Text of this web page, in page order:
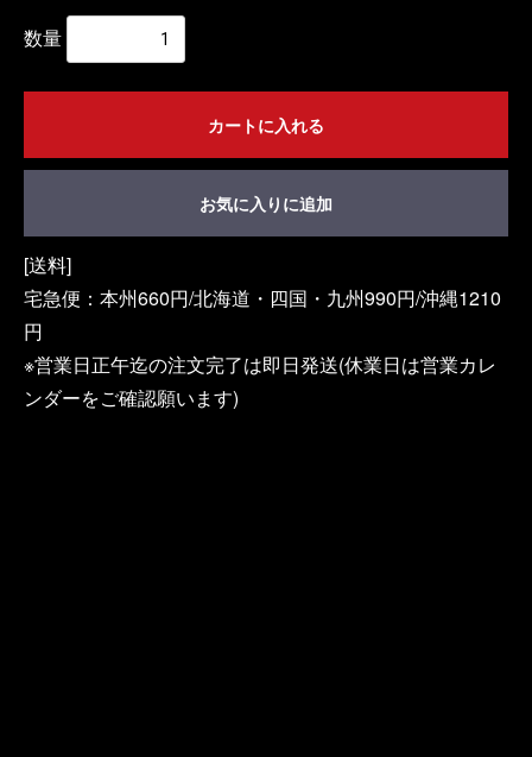
数量
カートに入れる
お気に入りに追加
[送料]
宅急便：本州660円/北海道・四国・九州990円/沖縄1210
円
※営業日正午迄の注文完了は即日発送(休業日は営業カレ
ンダーをご確認願います)